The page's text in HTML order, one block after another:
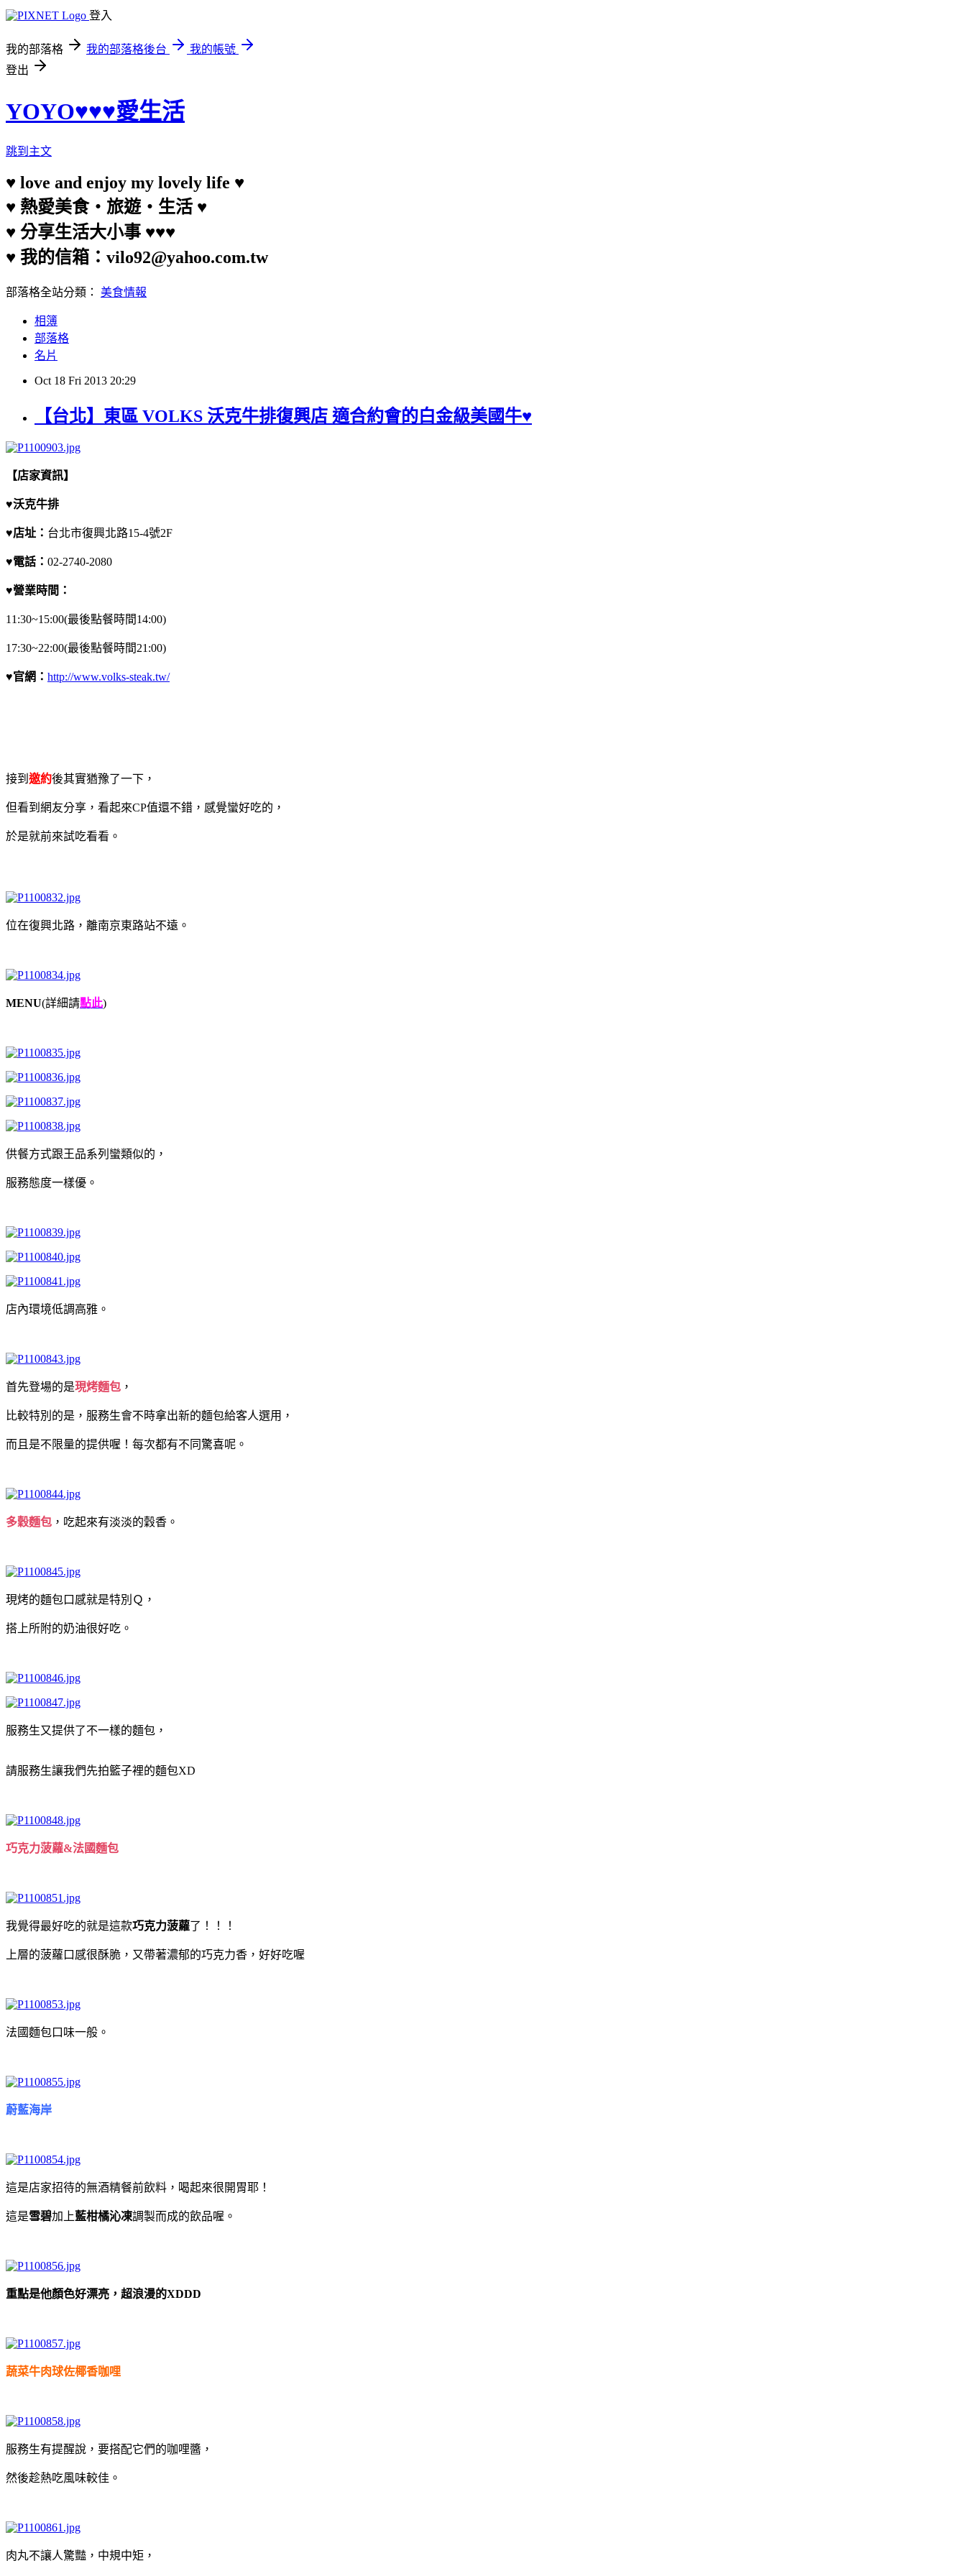
登入
我的部落格 我的部落格後台
我的帳號
登出
YOYO♥♥♥愛生活
跳到主文
♥ love and enjoy my lovely life ♥
♥ 熱愛美食‧旅遊‧生活 ♥
♥ 分享生活大小事 ♥♥♥
♥ 我的信箱：vilo92@yahoo.com.tw
部落格全站分類： 美食情報
相簿
部落格
名片
Oct 18 Fri 2013 20:29
【台北】東區 VOLKS 沃克牛排復興店 適合約會的白金級美國牛♥
【店家資訊】
♥沃克牛排
♥店址： 台北市復興北路15-4號2F
♥電話： 02-2740-2080
♥營業時間：
11:30~15:00(最後點餐時間14:00)
17:30~22:00(最後點餐時間21:00)
♥官網： http://www.volks-steak.tw/
接到 邀約後其實猶豫了一下，
但看到網友分享，看起來CP值還不錯，感覺蠻好吃的，
於是就前來試吃看看。
位在復興北路，離南京東路站不遠。
MENU(詳細請點此)
供餐方式跟王品系列蠻類似的，
服務態度一樣優。
店內環境低調高雅。
首先登場的是現烤麵包 ，
比較特別的是，服務生會不時拿出新的麵包給客人選用，
而且是不限量的提供喔！每次都有不同驚喜呢。
多穀麵包 ，吃起來有淡淡的穀香。
現烤的麵包口感就是特別Ｑ，
搭上所附的奶油很好吃。
服務生又提供了不一樣的麵包，
請服務生讓我們先拍籃子裡的麵包XD
巧克力菠蘿&法國麵包
我覺得最好吃的就是這款巧克力菠蘿了！！！
上層的菠蘿口感很酥脆，又帶著濃郁的巧克力香，好好吃喔
法國麵包口味一般。
蔚藍海岸
這是店家招待的無酒精餐前飲料，喝起來很開胃耶！
這是雪碧加上藍柑橘沁凍調製而成的飲品喔。
重點是他顏色好漂亮，超浪漫的XDDD
蔬菜牛肉球佐椰香咖哩
服務生有提醒說，要搭配它們的咖哩醬，
然後趁熱吃風味較佳。
肉丸不讓人驚豔，中規中矩，